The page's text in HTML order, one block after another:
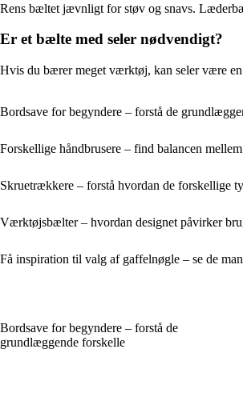
Rens bæltet jævnligt for støv og snavs.
Er et bælte med seler nødvendigt?
Hvis du bærer meget værktøj, kan seler være
Bordsave for begyndere – forstå de
Forskellige håndbrusere – find balancen
Skruetrækkere – forstå hvordan de forskellige
Værktøjsbælter – hvordan designet påvirker
Få inspiration til valg af gaffelnøgle – se de
Bordsave for begyndere – forstå de
grundlæggende forskelle